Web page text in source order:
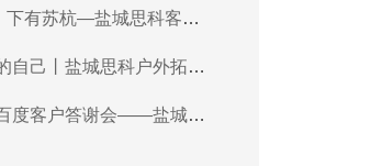
下有苏杭—盐城思科客服
自己丨盐城思科户外拓展
度客户答谢会——盐城站